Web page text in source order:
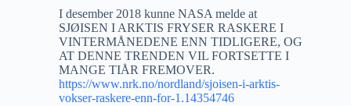
I desember 2018 kunne NASA melde at
SJØISEN I ARKTIS FRYSER RASKERE I
VINTERMÅNEDENE ENN TIDLIGERE, OG
AT DENNE TRENDEN VIL FORTSETTE I
MANGE TIÅR FREMOVER.
https://www.nrk.no/nordland/sjoisen-i-arktis-
vokser-raskere-enn-for-1.14354746